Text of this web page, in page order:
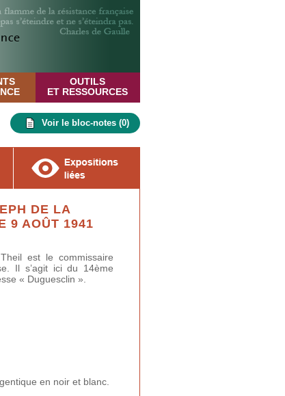
OUTILS
ET RESSOURCES
Voir le bloc-notes (0)
DE LA
9 AOÛT 1941
est le commissaire
Il s’agit ici du 14ème
« Duguesclin ».
en noir et blanc.